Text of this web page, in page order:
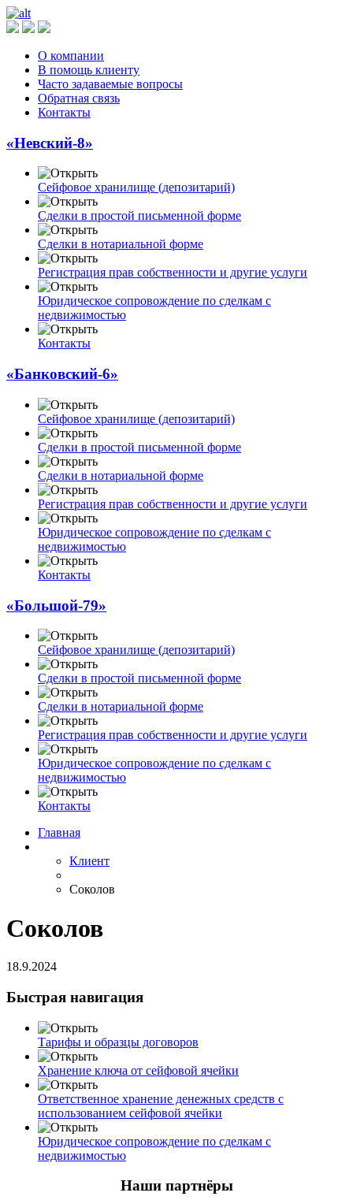
О компании
В помощь клиенту
Часто задаваемые вопросы
Обратная связь
Контакты
«Невский-8»
Сейфовое хранилище (депозитарий)
Сделки в простой письменной форме
Сделки в нотариальной форме
Регистрация прав собственности и другие услуги
Юридическое сопровождение по сделкам с
недвижимостью
Контакты
«Банковский-6»
Сейфовое хранилище (депозитарий)
Сделки в простой письменной форме
Сделки в нотариальной форме
Регистрация прав собственности и другие услуги
Юридическое сопровождение по сделкам с
недвижимостью
Контакты
«Большой-79»
Сейфовое хранилище (депозитарий)
Сделки в простой письменной форме
Сделки в нотариальной форме
Регистрация прав собственности и другие услуги
Юридическое сопровождение по сделкам с
недвижимостью
Контакты
Главная
Клиент
Соколов
Соколов
18.9.2024
Быстрая навигация
Тарифы и образцы договоров
Хранение ключа от сейфовой ячейки
Ответственное хранение денежных средств с
использованием сейфовой ячейки
Юридическое сопровождение по сделкам с
недвижимостью
Наши партнёры